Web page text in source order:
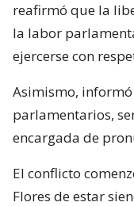
reafirmó que la
la labor
ejercerse con
Asimismo,
parlamentarios,
encargada de
El conflicto
Flores de estar